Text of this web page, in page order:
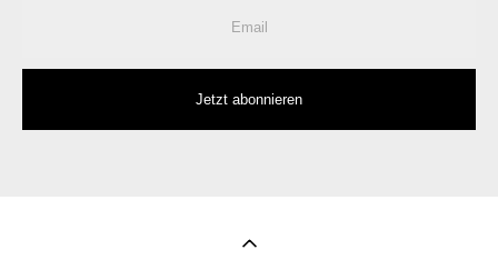
Jetzt abonnieren